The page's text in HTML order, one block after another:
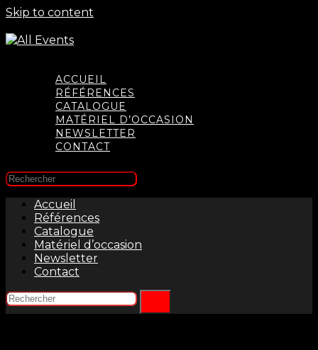
Skip to content
ACCUEIL
RÉFÉRENCES
CATALOGUE
MATÉRIEL D’OCCASION
NEWSLETTER
CONTACT
Accueil
Références
Catalogue
Matériel d’occasion
Newsletter
Contact